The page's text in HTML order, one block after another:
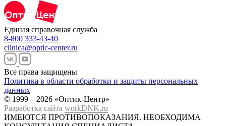
Единая справочная служба
8-800 333-43-40
clinica@optic-center.ru
Все права защищены
Политика в области обработки и защиты персональных
данных
© 1999 – 2026 «Оптик-Центр»
Разработка сайта workDNK.ru
ИМЕЮТСЯ ПРОТИВОПОКАЗАНИЯ. НЕОБХОДИМА